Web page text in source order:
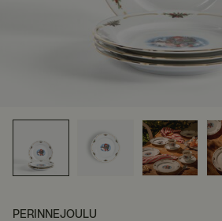
PERINNEJOULU